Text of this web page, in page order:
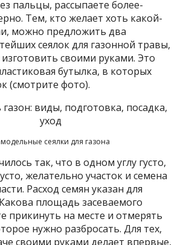
пальцы, рассыпаете более-
Тем, кто желает хоть какой-
можно предложить два
сеялок для газонной травы,
своими руками. Это
бутылка, в которых
(смотрите фото).
сеялки для газона
так, что в одном углу густо,
желательно участок и семена
Расход семян указан для
площадь засеваемого
прикинуть на месте и отмерять
нужно разбросать. Для тех,
своими руками делает впервые,